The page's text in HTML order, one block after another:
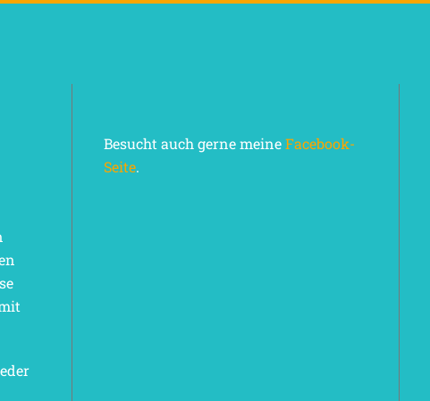
Besucht auch gerne meineFacebook-
Seite.